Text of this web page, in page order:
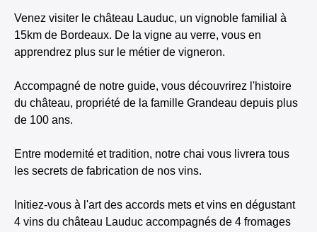
Venez visiter le château Lauduc, un vignoble familial à
15km de Bordeaux. De la vigne au verre, vous en
apprendrez plus sur le métier de vigneron.
Accompagné de notre guide, vous découvrirez l'histoire
du château, propriété de la famille Grandeau depuis plus
de 100 ans.
Entre modernité et tradition, notre chai vous livrera tous
les secrets de fabrication de nos vins.
Initiez-vous à l'art des accords mets et vins en dégustant
4 vins du château Lauduc accompagnés de 4 fromages